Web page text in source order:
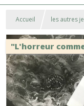
Accueil les autres
"L'horreur